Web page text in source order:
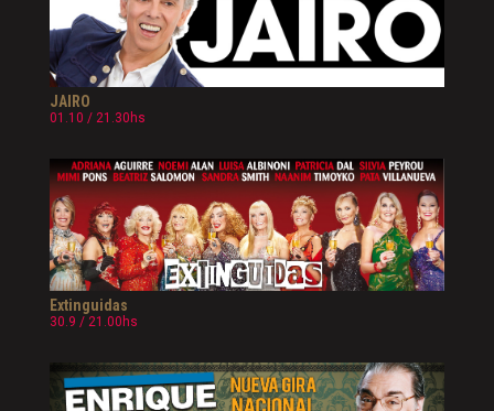
JAIRO
01.10 / 21.30hs
Extinguidas
30.9 / 21.00hs